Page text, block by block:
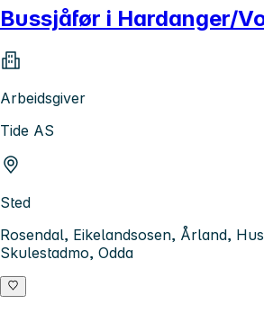
Bussjåfør i Hardanger/
Arbeidsgiver
Tide AS
Sted
Rosendal, Eikelandsosen, Årland,
Skulestadmo, Odda